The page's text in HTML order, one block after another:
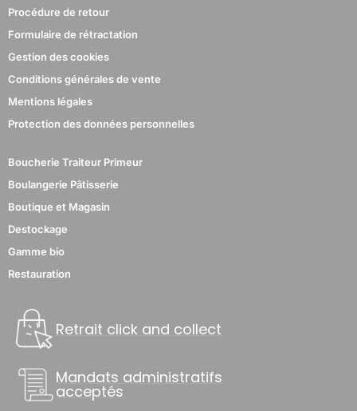
Procédure de retour
Formulaire de rétractation
Gestion des cookies
Conditions générales de vente
Mentions légales
Protection des données personnelles
Boucherie Traiteur Primeur
Boulangerie Pâtisserie
Boutique et Magasin
Destockage
Gamme bio
Restauration
Retrait click and collect
Mandats administratifs
acceptés